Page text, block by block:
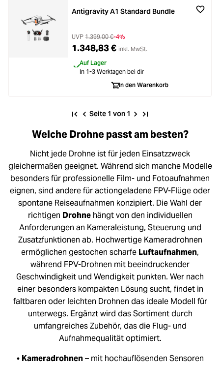
Antigravity A1 Standard Bundle
UVP 1.399,00 €-4%
1.348,83 € inkl. MwSt.
Auf Lager
In 1-3 Werktagen bei dir
In den Warenkorb
Seite 1 von 1
Welche Drohne passt am besten?
Nicht jede Drohne ist für jeden Einsatzzweck
gleichermaßen geeignet. Während sich manche Modelle
besonders für professionelle Film- und Fotoaufnahmen
eignen, sind andere für actiongeladene FPV-Flüge oder
spontane Reiseaufnahmen konzipiert. Die Wahl der
richtigen Drohnehängt von den individuellen
Anforderungen an Kameraleistung, Steuerung und
Zusatzfunktionen ab. Hochwertige Kameradrohnen
ermöglichen gestochen scharfe Luftaufnahmen,
während FPV-Drohnen mit beeindruckender
Geschwindigkeit und Wendigkeit punkten. Wer nach
einer besonders kompakten Lösung sucht, findet in
faltbaren oder leichten Drohnen das ideale Modell für
unterwegs. Ergänzt wird das Sortiment durch
umfangreiches Zubehör, das die Flug- und
Aufnahmequalität optimiert.
• Kameradrohnen– mit hochauflösenden Sensoren